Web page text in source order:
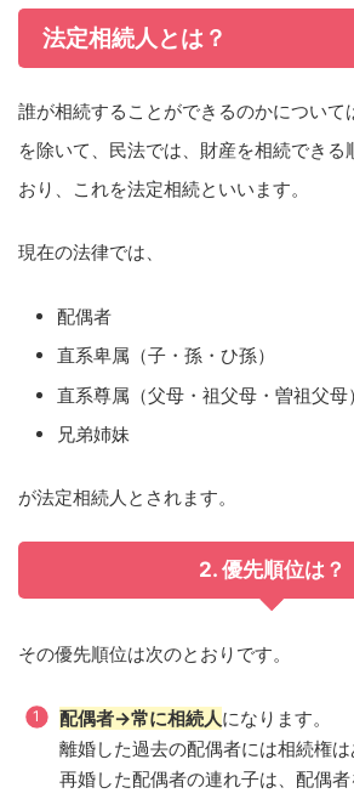
法定相続人とは？
誰が相続することができるのかについて
を除いて、民法では、財産を相続できる
おり、これを法定相続といいます。
現在の法律では、
配偶者
直系卑属（子・孫・ひ孫）
直系尊属（父母・祖父母・曽祖父母）
兄弟姉妹
が法定相続人とされます。
2. 優先順位は？
その優先順位は次のとおりです。
配偶者→常に相続人になります。
離婚した過去の配偶者には相続権は
再婚した配偶者の連れ子は、配偶